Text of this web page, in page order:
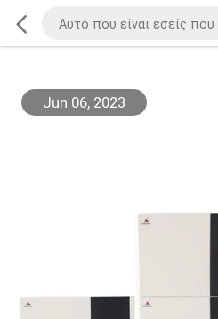
Jun 06, 2023